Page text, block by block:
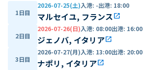
1日目
2026-07-25(土)入港: -出港: 18:00
マルセイユ, フランスopen_in_new
2日目
2026-07-26(日)入港: 08:00出港: 16:00
ジェノバ, イタリアopen_in_new
3日目
2026-07-27(月)入港: 13:00出港: 20:00
ナポリ, イタリアopen_in_new